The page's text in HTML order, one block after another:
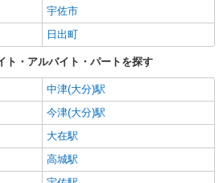
宇佐市
日出町
ト・アルバイト・パートを探す
中津(大分)駅
今津(大分)駅
大在駅
高城駅